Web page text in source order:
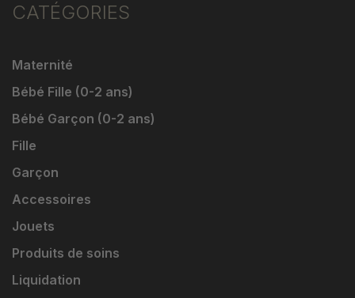
CATÉGORIES
Maternité
Bébé Fille (0-2 ans)
Bébé Garçon (0-2 ans)
Fille
Garçon
Accessoires
Jouets
Produits de soins
Liquidation